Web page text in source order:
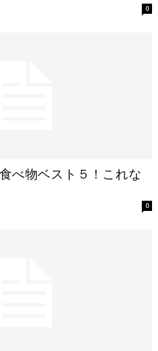
0
べ物ベスト５！これな
0